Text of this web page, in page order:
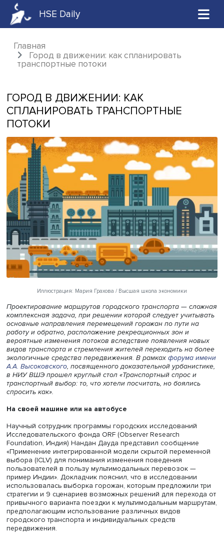
HSE Daily
Главная
Город в движении: как спланировать
ГОРОД В ДВИЖЕНИИ: КАК
СПЛАНИРОВАТЬ ТРАНСПОРТНЫЕ
ПОТОКИ
Иллюстрация: Мария Грахова / Высшая школа экономики
Проектирование маршрутов городского транспорта —
комплексная задача, при решении которой следует
основные направления перемещений горожан по пути
работу и обратно, расположение рекреационных зон и
вероятные изменения потоков вследствие появления
экологичные средства передвижения. В рамках
в НИУ ВШЭ прошел круглый стол «Транспортный спрос
транспортный выбор: то, что хотели посчитать, но
спросить как».
На своей машине или на автобусе
Научный сотрудник программы городских
Исследовательского фонда ORF (Observer Research
Foundation, Индия) Нандан Дауда представил
«Применение интегрированной модели скрытой
выбора (ICLV) для понимания изменения поведения